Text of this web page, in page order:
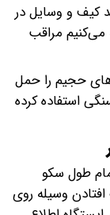
کیف و وسایل در
مراقب
حجیم را حمل
استفاده کرده
طول سکو
وسیله روی